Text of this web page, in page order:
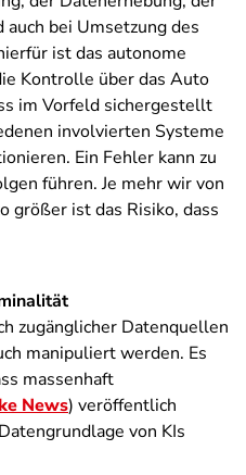
bei Umsetzung des
ist das autonome
Kontrolle über das Auto
im Vorfeld sichergestellt
involvierten Systeme
Ein Fehler kann zu
führen. Je mehr wir von
größer ist das Risiko, dass
zugänglicher Datenquellen
manipuliert werden. Es
massenhaft
News) veröffentlich
von KIs